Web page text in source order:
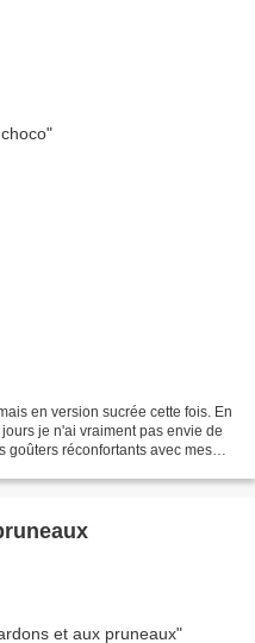
en version sucrée cette fois. En
je n'ai vraiment pas envie de
goûters réconfortants avec mes